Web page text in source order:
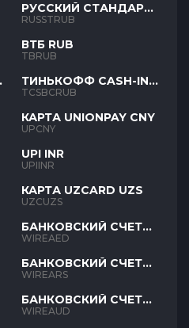
РУССКИЙ СТАНДАРТ
RUB
RUSSTRUB
ВТБ RUB
TBRUB
ТИНЬКОФФ CASH-IN
RUB
TCSBCRUB
КАРТА UNIONPAY CNY
UPCNY
UPI INR
UPIINR
КАРТА UZCARD UZS
UZCUZS
БАНКОВСКИЙ СЧЕТ
AED
WIREAED
БАНКОВСКИЙ СЧЕТ
ARS
WIREARS
БАНКОВСКИЙ СЧЕТ
AUD
WIREAUD